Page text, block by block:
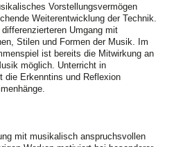
Vorstellungsvermögen
Weiterentwicklung der Technik.
Umgang mit
Stilen und Formen der Musik. Im
ist bereits die Mitwirkung an
möglich. Unterricht in
die Erkenntins und Reflexion
mit musikalisch anspruchsvollen